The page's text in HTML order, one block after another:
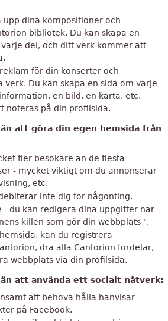
upp dina kompositioner och
bibliotek. Du kan skapa en
del, och ditt verk kommer att
för din konserter och
Du kan skapa en sida om varje
en bild, en karta, etc.
noteras på din profilsida.
att göra din egen hemsida från
fler besökare än de flesta
- mycket viktigt om du annonserar
etc.
inte dig för någonting.
- du kan redigera dina uppgifter när
killen som gör din webbplats ".
kan du registrera
dra alla Cantorion fördelar,
webbplats via din profilsida.
att använda ett socialt nätverk:
att behöva hålla hänvisar
på Facebook.